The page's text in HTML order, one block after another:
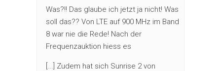
Was?!! Das glaube ich jetzt ja nicht! Was
soll das?? Von LTE auf 900 MHz im Band
8 war nie die Rede! Nach der
Frequenzauktion hiess es
[...] Zudem hat sich Sunrise 2 von